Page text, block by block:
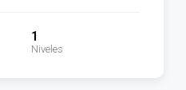
1
Niveles